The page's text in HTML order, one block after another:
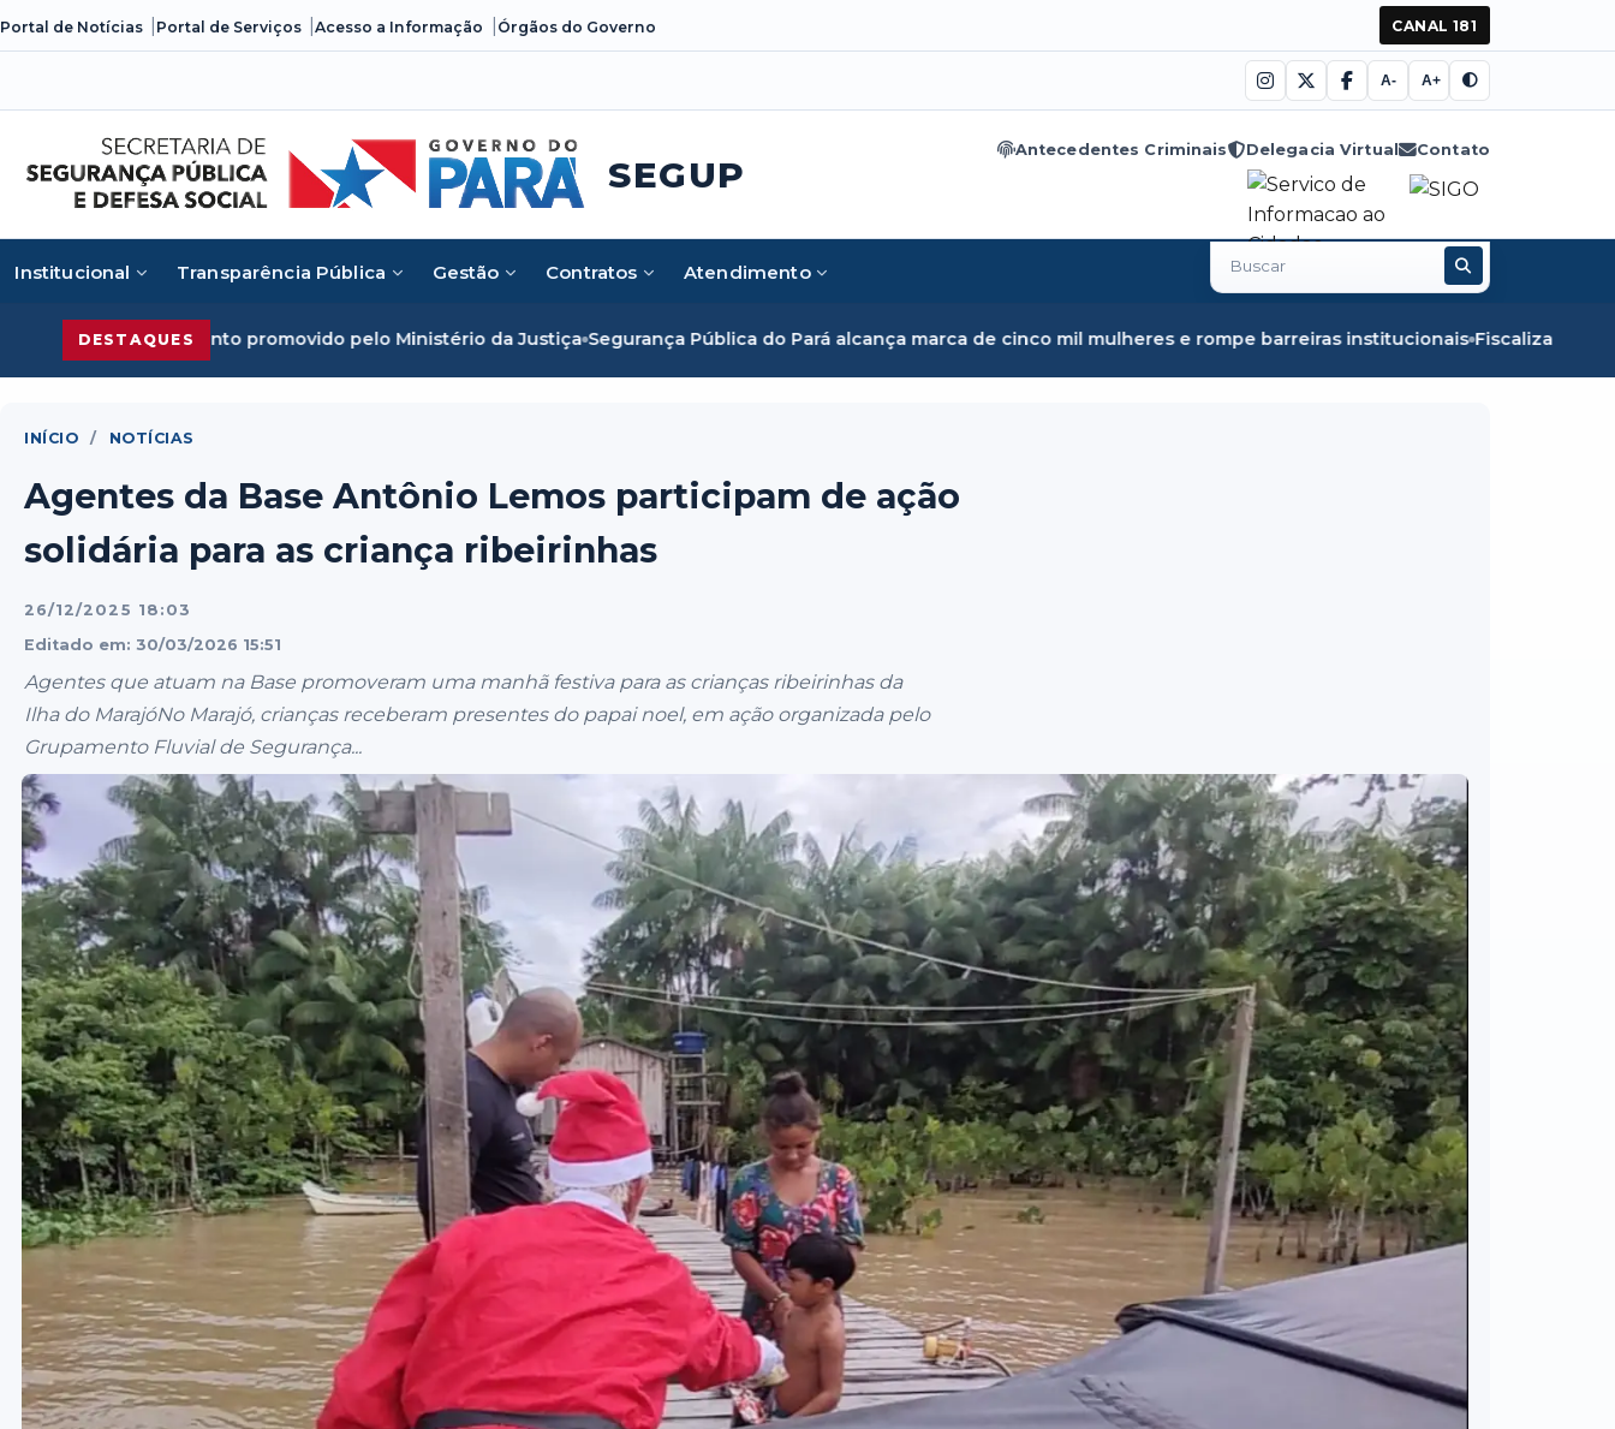
Portal de Notícias Portal de Serviços Acesso a Informação Órgãos do Governo CANAL 181
A- A+
SEGUP
Antecedentes Criminais Delegacia Virtual Contato
Institucional Transparência Pública Gestão Contratos Atendimento
Buscar
no
DESTAQUES
promovido pelo Ministério da Justiça Segurança Pública do Pará alcança marca de cinco mil mulheres e rompe barreiras institucionais Fiscalização em Óbidos apreende
INÍCIO / NOTÍCIAS
Agentes da Base Antônio Lemos participam de ação
solidária para as criança ribeirinhas
26/12/2025 18:03
Editado em: 30/03/2026 15:51
Agentes que atuam na Base promoveram uma manhã festiva para as crianças ribeirinhas da
Ilha do MarajóNo Marajó, crianças receberam presentes do papai noel, em ação organizada pelo
Grupamento Fluvial de Segurança...